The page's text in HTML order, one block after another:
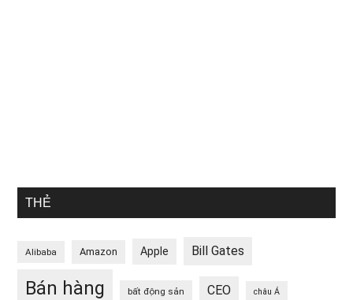
THẺ
Alibaba Amazon Apple Bill Gates
Bán hàng bất động sản CEO châu Á